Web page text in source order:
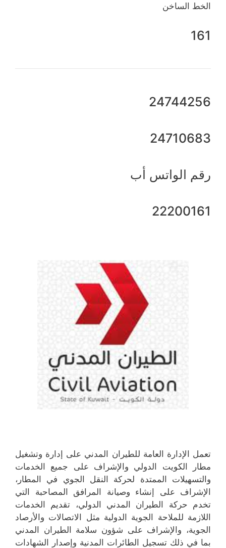
الخط الساخن
161
24744256
24710683
رقم الواتس أب
22200161
تعمل الإدارة العامة للطيران المدني على إدارة وتشغيل
مطار الكويت الدولي والإشراف على جميع الخدمات
والتسهيلات الممتدة لحركة النقل الجوي في المطار،
الإشراف على إنشاء وصيانة المرافق المصاحبة التي
تخدم حركة الطيران المدني الدولي، تقديم الخدمات
اللازمة للملاحة الجوية الدولية مثل الاتصالات والأرصاد
الجوية، والإشراف على شؤون سلامة الطيران المدني
بما في ذلك تسجيل الطائرات المدنية وإصدار الشهادات